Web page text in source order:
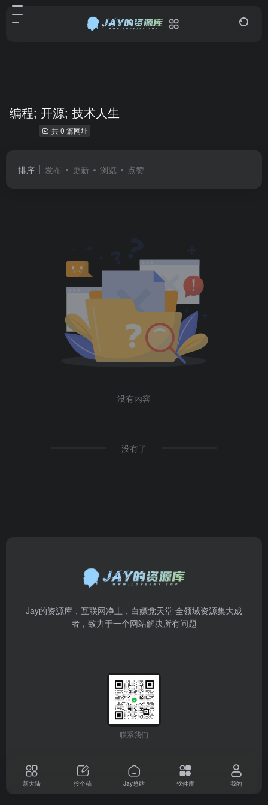
编程; 开源; 技术人生
共 0 篇网址
排序 发布 更新 浏览 点赞
没有内容
没有了
Jay的资源库，互联网净土，白嫖党天堂 全领域资源集大成
者，致力于一个网站解决所有问题
联系我们
新大陆 投个稿 Jay总站 软件库 我的